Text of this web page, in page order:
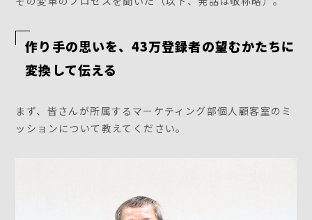
作り手の思いを、43万登録者の望むかたちに
変換して伝える
まず、皆さんが所属するマーケティング部個人顧客室のミ
ッションについて教えてください。